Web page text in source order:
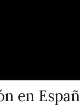
en